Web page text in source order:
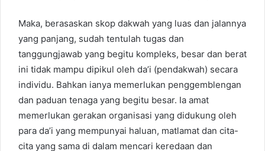
Maka, berasaskan skop dakwah yang luas dan jalannya
yang panjang, sudah tentulah tugas dan
tanggungjawab yang begitu kompleks, besar dan berat
ini tidak mampu dipikul oleh da’i (pendakwah) secara
individu. Bahkan ianya memerlukan penggemblengan
dan paduan tenaga yang begitu besar. Ia amat
memerlukan gerakan organisasi yang didukung oleh
para da’i yang mempunyai haluan, matlamat dan cita-
cita yang sama di dalam mencari keredaan dan